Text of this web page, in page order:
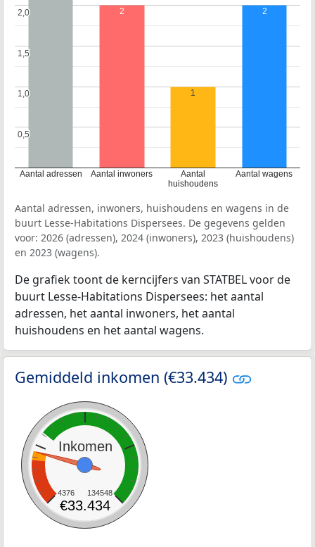
Aantal adressen Aantal inwoners
Aantal
huishoudens
Aantal wagens
0,5
0,5
1,0
1,0
1,5
1,5
2,0
2,0 2
1
2
Aantal adressen, inwoners, huishoudens en wagens in de
buurt Lesse-Habitations Dispersees. De gegevens gelden
voor: 2026 (adressen), 2024 (inwoners), 2023 (huishoudens)
en 2023 (wagens).
De grafiek toont de kerncijfers van STATBEL voor de
buurt Lesse-Habitations Dispersees: het aantal
adressen, het aantal inwoners, het aantal
huishoudens en het aantal wagens.
Gemiddeld inkomen (€33.434)
Inkomen
4376 134548
€33.434